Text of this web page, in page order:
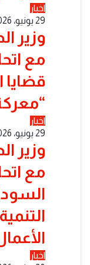
اخبار
29 يونيو، 2026
​وزير
مع
قضايا
اخبار
29 يونيو، 2026
​وزير
مع
اخبار